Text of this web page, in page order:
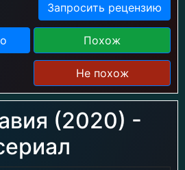
Запросить рецензию
Похож
Не похож
(2020) -